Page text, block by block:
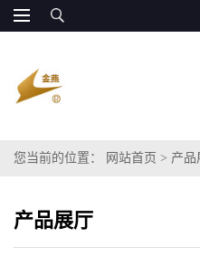
您当前的位置： 网站首页 > 产品
产品展厅